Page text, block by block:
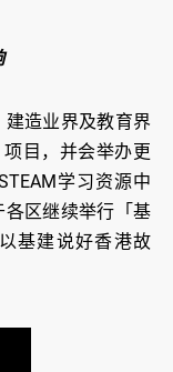
造业界及教育界
目，并会举办更
学习资源中
区继续举行「基
基建说好香港故